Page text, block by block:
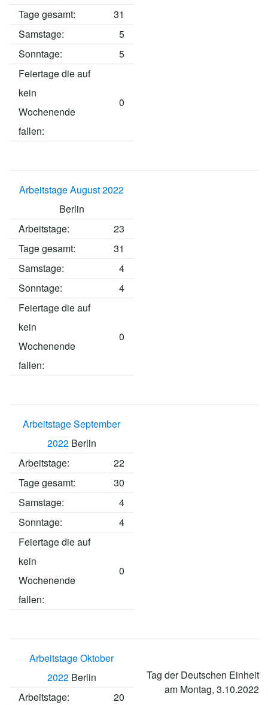
Tage gesamt:
31
Samstage:
5
Sonntage:
5
Feiertage die auf
kein
Wochenende
fallen:
0
Arbeitstage August 2022
Berlin
Arbeitstage:
23
Tage gesamt:
31
Samstage:
4
Sonntage:
4
Feiertage die auf
kein
Wochenende
fallen:
0
Arbeitstage September
2022Berlin
Arbeitstage:
22
Tage gesamt:
30
Samstage:
4
Sonntage:
4
Feiertage die auf
kein
Wochenende
fallen:
0
Arbeitstage Oktober
2022Berlin
Arbeitstage:
20
Tag der Deutschen Einheit
am Montag, 3.10.2022